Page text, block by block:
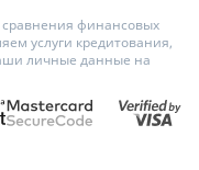
сравнения финансовых
услуги кредитования,
личные данные на